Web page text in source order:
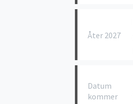
Åter 2027
Datum
kommer